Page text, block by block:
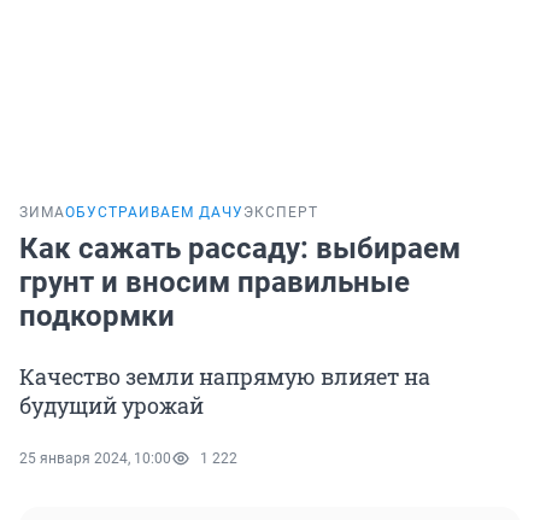
ЗИМАОБУСТРАИВАЕМ ДАЧУ ЭКСПЕРТ
Как сажать рассаду: выбираем
грунт и вносим правильные
подкормки
Качество земли напрямую влияет на
будущий урожай
25 января 2024, 10:00 1 222